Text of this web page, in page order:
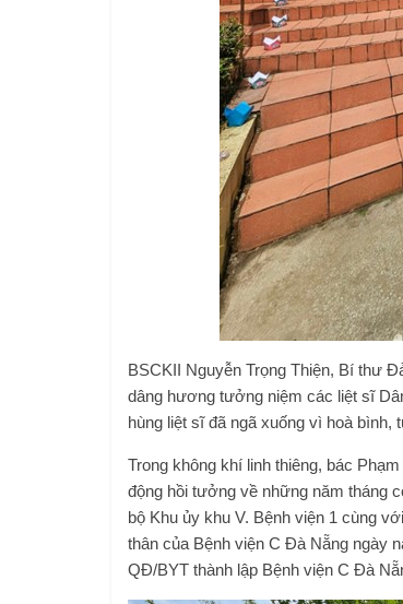
BSCKII Nguyễn Trọng Thiện, Bí thư
dâng hương tưởng niệm các liệt sĩ
hùng liệt sĩ đã ngã xuống vì hoà bình,
Trong không khí linh thiêng, bác
động hồi tưởng về những năm tháng
bộ Khu ủy khu V. Bệnh viện 1 cùng
thân của Bệnh viện C Đà Nẵng ngày
QĐ/BYT thành lập Bệnh viện C Đà